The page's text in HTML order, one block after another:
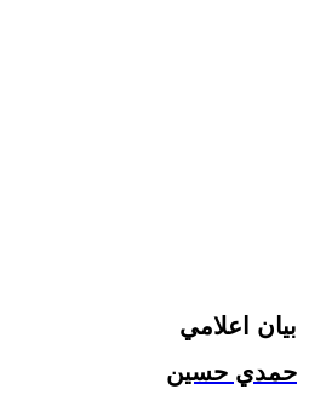
بيان اعلامي
حمدي حسين